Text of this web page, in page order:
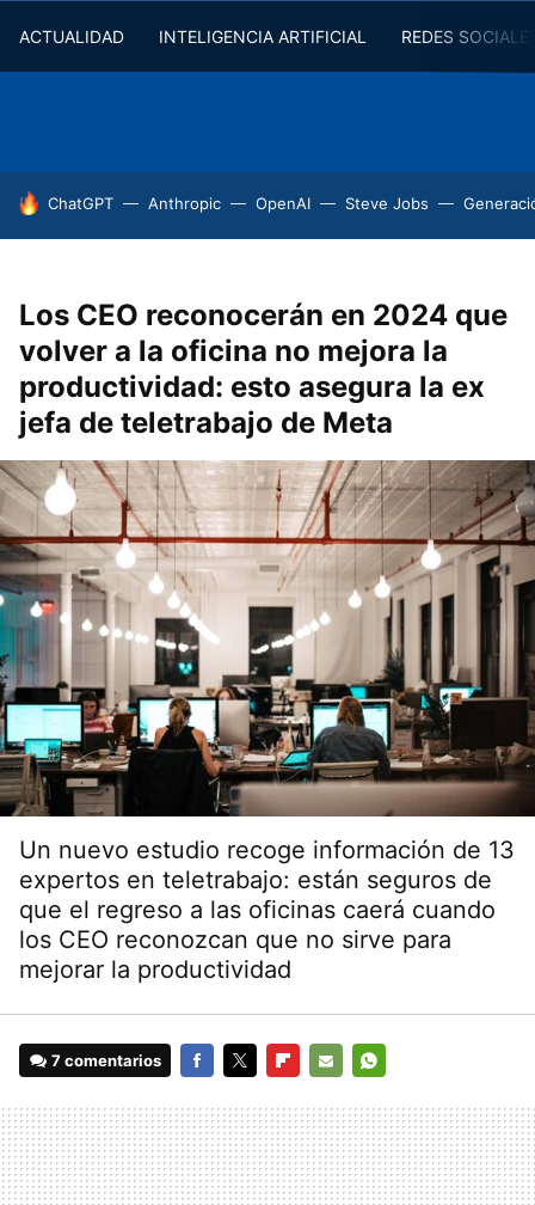
ACTUALIDAD INTELIGENCIA ARTIFICIAL REDES
HOY SE HABLA DE
ChatGPT Anthropic OpenAI Steve Jobs
Los CEO reconocerán en 2024 que
volver a la oficina no mejora la
productividad: esto asegura la ex
jefa de teletrabajo de Meta
Un nuevo estudio recoge información de 13
expertos en teletrabajo: están seguros de
que el regreso a las oficinas caerá cuando
los CEO reconozcan que no sirve para
mejorar la productividad
7 comentarios
MAIL